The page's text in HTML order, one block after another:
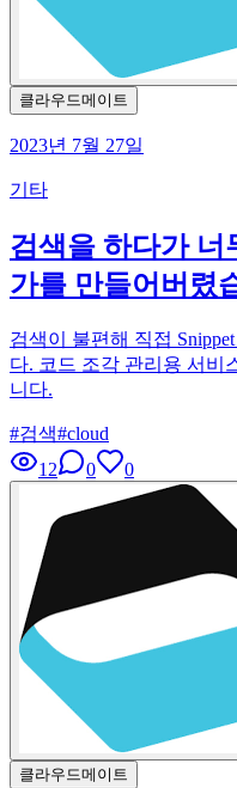
클라우드메이트
2023년 7월 27일
기타
검색을 하다가 너
가를 만들어버렸
검색이 불편해 직접
다. 코드 조각 관리용 서비
니다.
#검색#cloud
12
0 0
클라우드메이트